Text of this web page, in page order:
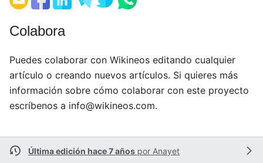
Colabora
Puedes colaborar con Wikineos editando cualquier
artículo o creando nuevos artículos. Si quieres más
información sobre cómo colaborar con este proyecto
escríbenos a info@wikineos.com.
Última edición hace 7 años por Anayet